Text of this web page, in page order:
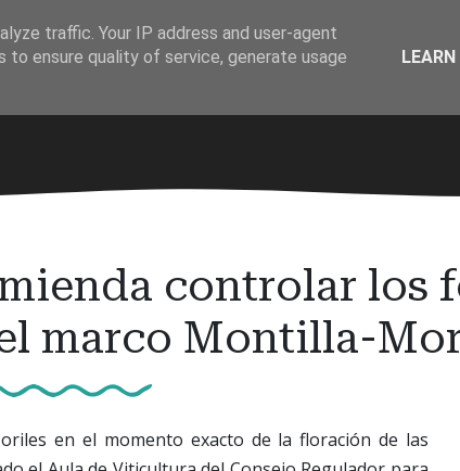
controlar los
marco Montilla-
en el momento exacto de la floración de las
traffic. Your IP address and user-agent
ensure quality of service, generate usage